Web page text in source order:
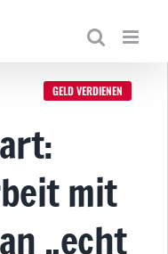
GELD VERDIENEN
mit
„echt